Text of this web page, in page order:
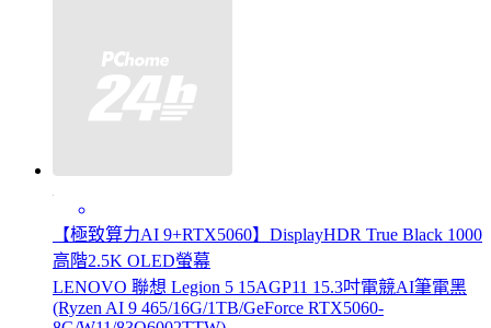
【極致算力AI 9+RTX5060】DisplayHDR True Black 1000
高階2.5K OLED螢幕
LENOVO 聯想 Legion 5 15AGP11 15.3吋電競AI筆電黑
(Ryzen AI 9 465/16G/1TB/GeForce RTX5060-